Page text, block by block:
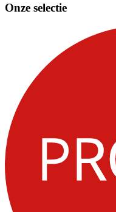
Onze selectie